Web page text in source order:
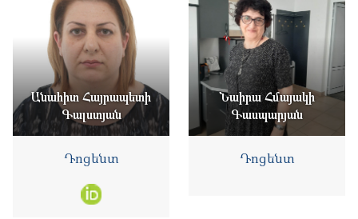
Անահիտ Հայրապետի
Գալստյան
Դոցենտ
Նաիրա Հմայակի
Գասպարյան
Դոցենտ